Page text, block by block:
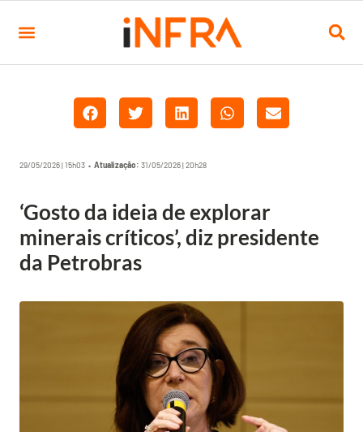
29/05/2026 | 15h03 • Atualização: 31/05/2026 | 20h28
‘Gosto da ideia de explorar
minerais críticos’, diz presidente
da Petrobras